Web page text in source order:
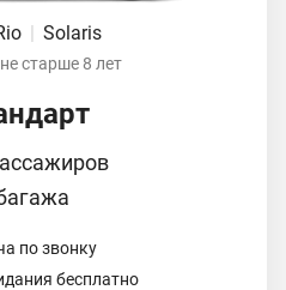
| Solaris
старше 8 лет
по звонку
бесплатно